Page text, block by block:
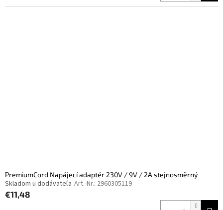
PremiumCord Napájecí adaptér 230V / 9V / 2A stejnosměrný
Skladom u dodávateľa Art.-Nr.: 2960305119
€11,48